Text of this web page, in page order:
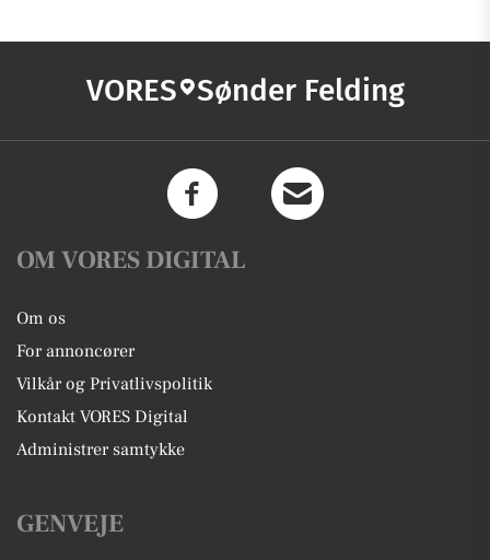
VORES Sønder Felding
OM VORES DIGITAL
Om os
For annoncører
Vilkår og Privatlivspolitik
Kontakt VORES Digital
Administrer samtykke
GENVEJE